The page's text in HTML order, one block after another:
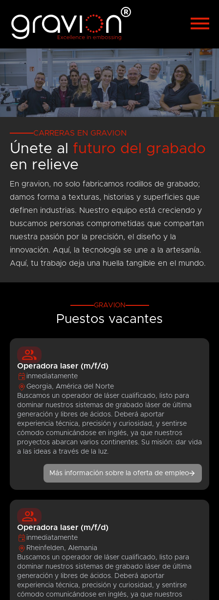
Hrvatski
العربية 漢語
CARRERAS EN GRAVION
Únete al futuro del grabado
en relieve
En gravion, no solo fabricamos rodillos de grabado;
damos forma a texturas, historias y superficies que
definen industrias. Nuestro equipo está creciendo y
buscamos personas comprometidas que compartan
nuestra pasión por la precisión, el diseño y la
innovación. Aquí, la tecnología se une a la artesanía.
Aquí, tu trabajo deja una huella tangible en el mundo.
GRAVION
Puestos vacantes
Operadora laser (m/f/d)
inmediatamente
Georgia, América del Norte
Buscamos un operador de láser cualificado, listo para
dominar nuestros sistemas de grabado láser de última
generación y libres de ácidos. Deberá aportar
experiencia técnica, precisión y curiosidad, y sentirse
cómodo comunicándose en inglés, ya que nuestros
proyectos abarcan varios continentes. Su misión: dar vida
a las ideas a través de la luz.
Más información sobre la oferta de empleo
Operadora laser (m/f/d)
inmediatamente
Rheinfelden, Alemania
Buscamos un operador de láser cualificado, listo para
dominar nuestros sistemas de grabado láser de última
generación y libres de ácidos. Deberá aportar
experiencia técnica, precisión y curiosidad, y sentirse
cómodo comunicándose en inglés, ya que nuestros